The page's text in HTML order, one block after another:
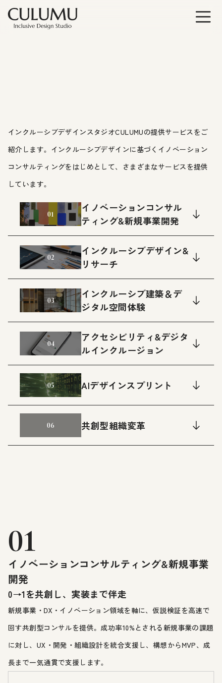
インクルーシブデザインスタジオCULUMUの提供サービスをご
紹介します。インクルーシブデザインに基づくイノベーション
コンサルティングをはじめとして、さまざまなサービスを提供
しています。
イノベーションコンサル
ティング&新規事業開発
01
インクルーシブデザイン&
リサーチ
02
インクルーシブ建築＆デ
ジタル空間体験
03
アクセシビリティ&デジタ
ルインクルージョン
04
AIデザインスプリント
05
共創型組織変革
06
01
イノベーションコンサルティング&新規事業
開発
0→1を共創し、実装まで伴走
新規事業・DX・イノベーション領域を軸に、仮説検証を高速で
回す共創型コンサルを提供。成功率10%とされる新規事業の課題
に対し、UX・開発・組織設計を統合支援し、構想からMVP、成
長まで一気通貫で支援します。